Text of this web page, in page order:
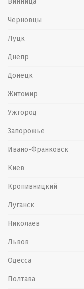
Черновцы
Луцк
Днепр
Донецк
Житомир
Ужгород
Запорожье
Ивано-Франковск
Киев
Кропивницкий
Луганск
Николаев
Львов
Одесса
Полтава